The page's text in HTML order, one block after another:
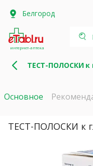
Белгород
интернет-аптека
ТЕСТ-ПОЛОСКИ к
Основное
ТЕСТ-ПОЛОСКИ к